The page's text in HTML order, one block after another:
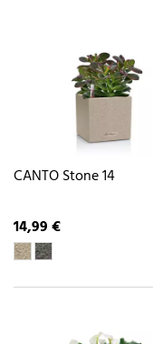
CANTO Stone 14
14,99 €